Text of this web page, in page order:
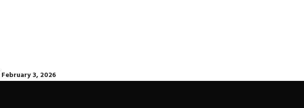
February 3, 2026